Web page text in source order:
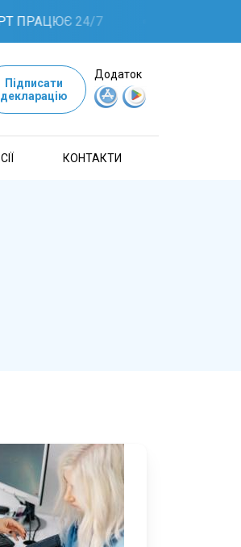
ПРАЦЮЄ 24/7
Підписати
декларацію
Додаток
КОНТАКТИ